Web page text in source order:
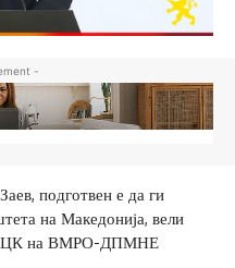
-
подготвен е да ги
на Македонија, вели
ЦК на ВМРО-ДПМНЕ